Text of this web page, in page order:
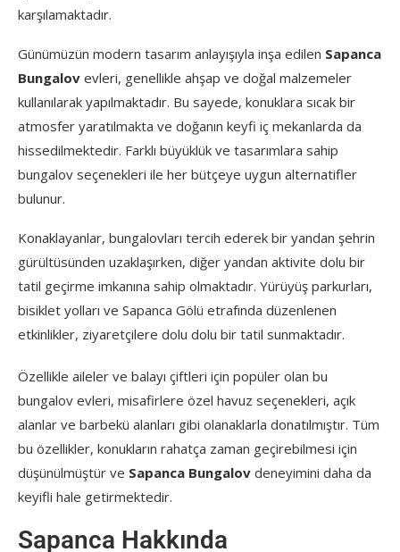
karşılamaktadır.
Günümüzün modern tasarım anlayışıyla inşa edilen Sapanca
Bungalov evleri, genellikle ahşap ve doğal malzemeler
kullanılarak yapılmaktadır. Bu sayede, konuklara sıcak bir
atmosfer yaratılmakta ve doğanın keyfi iç mekanlarda da
hissedilmektedir. Farklı büyüklük ve tasarımlara sahip
bungalov seçenekleri ile her bütçeye uygun alternatifler
bulunur.
Konaklayanlar, bungalovları tercih ederek bir yandan şehrin
gürültüsünden uzaklaşırken, diğer yandan aktivite dolu bir
tatil geçirme imkanına sahip olmaktadır. Yürüyüş parkurları,
bisiklet yolları ve Sapanca Gölü etrafında düzenlenen
etkinlikler, ziyaretçilere dolu dolu bir tatil sunmaktadır.
Özellikle aileler ve balayı çiftleri için popüler olan bu
bungalov evleri, misafirlere özel havuz seçenekleri, açık
alanlar ve barbekü alanları gibi olanaklarla donatılmıştır. Tüm
bu özellikler, konukların rahatça zaman geçirebilmesi için
düşünülmüştür ve Sapanca Bungalov deneyimini daha da
keyifli hale getirmektedir.
Sapanca Hakkında